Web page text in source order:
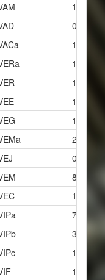
1
0
1
1
1
1
1
2
0
8
1
7
3
1
1